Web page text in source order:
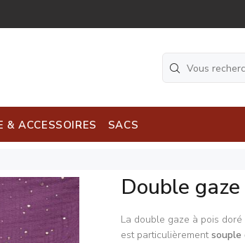
& ACCESSOIRES SACS
Double
La double gaze à pois
est particulièrementsouple